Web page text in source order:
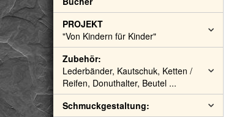
PROJEKT
"Von Kindern für Kinder"
Zubehör:
Lederbänder, Kautschuk, Ketten /
Reifen, Donuthalter, Beutel ...
Schmuckgestaltung: